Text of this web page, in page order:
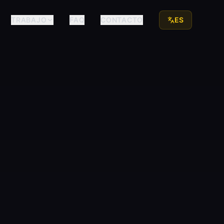
TRABAJO FAQ CONTACTO ES